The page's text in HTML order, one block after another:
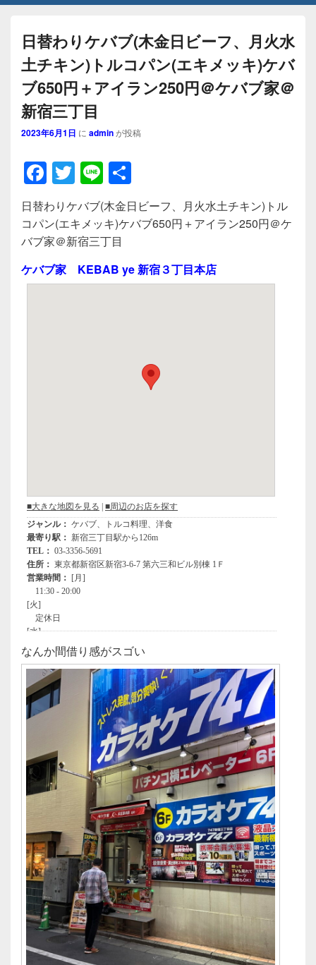
日替わりケバブ(木金日ビーフ、月火水
土チキン)トルコパン(エキメッキ)ケバ
ブ650円＋アイラン250円＠ケバブ家＠
新宿三丁目
2023年6月1日 に adminが投稿
F
a
c
e
b
o
T
wi
tt
er
Li
n
e
有
日替わりケバブ(木金日ビーフ、月火水土チキン)トル
コパン(エキメッキ)ケバブ650円＋アイラン250円＠ケ
バブ家＠新宿三丁目
ケバブ家 KEBAB ye 新宿３丁目本店
なんか間借り感がスゴい